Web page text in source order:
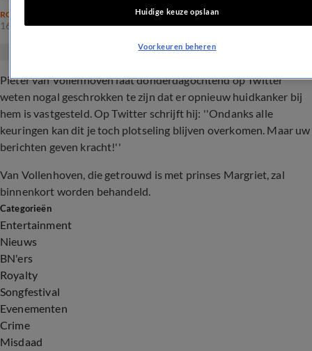
ROYALTY
16 nov 2017, 12:48
Pieter van Vollenhoven laat donderdagochtend op Twitter
weten nogal geschrokken te zijn dat er opnieuw huidkanker bij
hem is vastgesteld. Op Twitter schrijft hij: ''Ondanks alle
keuringen kan dit je toch plotseling blijven overkomen. Maar uw
berichten geven kracht!''
Van Vollenhoven, die getrouwd is met prinses Margriet, zal
binnenkort worden behandeld.
Categorieën
Entertainment
Nieuws
BN'ers
Royalty
Songfestival
Evenementen
Crime
Misdaad
Huidige keuze opslaan
Voorkeuren beheren